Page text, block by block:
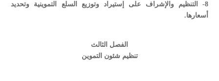
8- التنظيم والإشراف على إستيراد وتوزيع السلع التموينية وتحديد
أسعارها.
الفصل الثالث
تنظيم شئون التموين